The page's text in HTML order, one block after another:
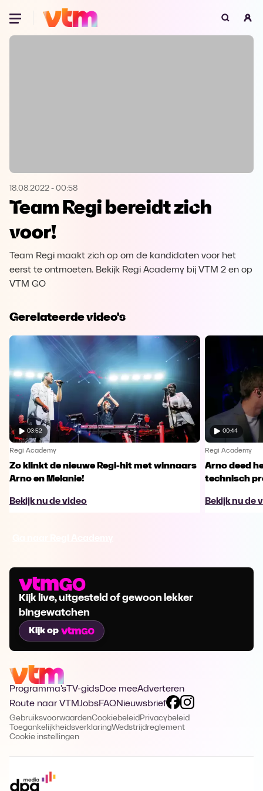
Oeps, browser niet ondersteund
Microsoft Edge Download
18.08.2022 - 00:58
Team Regi bereidt zich
voor!
Team Regi maakt zich op om de kandidaten voor het
eerst te ontmoeten. Bekijk Regi Academy bij VTM 2 en op
VTM GO
Gerelateerde video's
03:52
Regi Academy
Zo klinkt de nieuwe Regi-hit met winnaars
Arno en Melanie!
Bekijk nu de video
00:44
Regi Academy
Arno deed
technisch
Bekijk nu de
Kijk live, uitgesteld of gewoon lekker
bingewatchen
Kijk op
Programma's TV-gidsDoe meeAdverteren
Route naar VTMJobsFAQNieuwsbrief
GebruiksvoorwaardenCookiebeleid Privacybeleid
ToegankelijkheidsverklaringWedstrijdreglement
Cookie instellingen